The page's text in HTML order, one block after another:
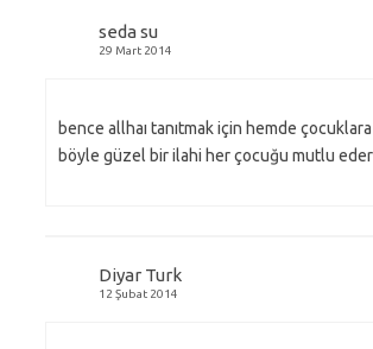
seda su
29 Mart 2014
bence allhaı tanıtmak için hemde
böyle güzel bir ilahi her çocuğu mutlu eder
Diyar Turk
12 Şubat 2014